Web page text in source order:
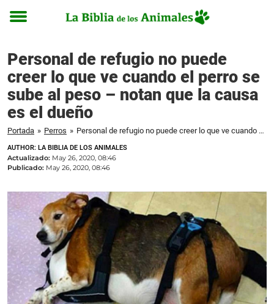
Toggle
Personal de refugio no puede
creer lo que ve cuando el perro se
sube al peso – notan que la causa
es el dueño
Portada » Perros » Personal de refugio no puede creer lo que ve cuando el perro se sube al peso – notan que la causa es el dueño
AUTHOR: LA BIBLIA DE LOS ANIMALES
Actualizado: May 26, 2020, 08:46
Publicado: May 26, 2020, 08:46